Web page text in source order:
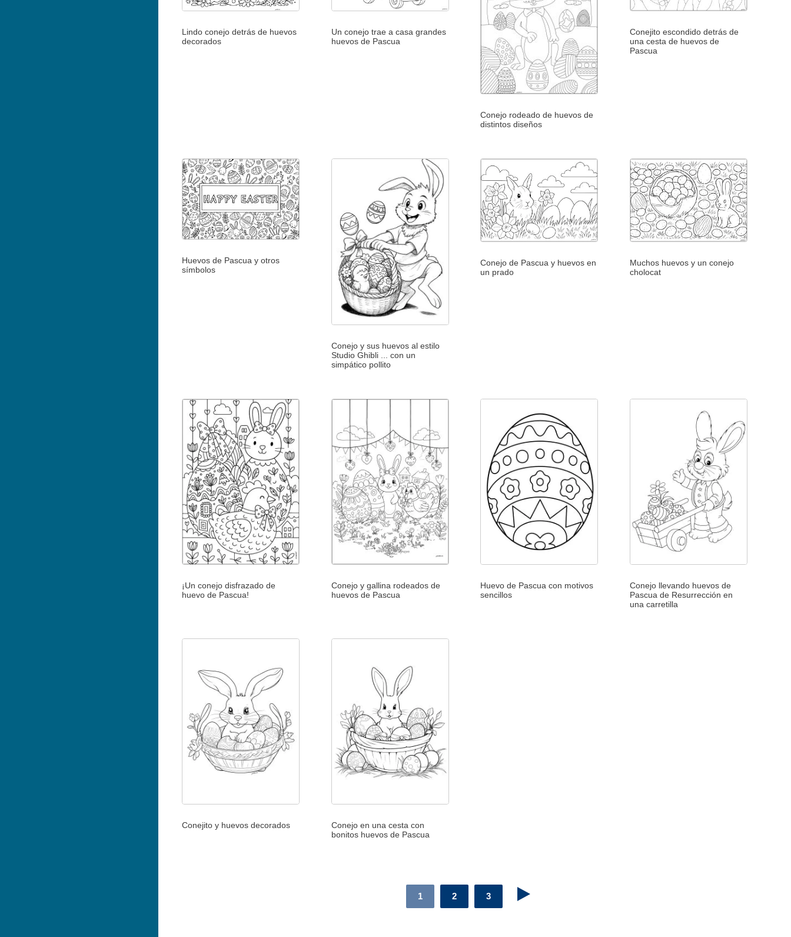
Lindo conejo detrás de huevos
decorados
Un conejo trae a casa grandes
huevos de Pascua
Conejo rodeado de huevos de
distintos diseños
Conejito escondido detrás de
una cesta de huevos de
Pascua
Huevos de Pascua y otros
símbolos
Conejo y sus huevos al estilo
Studio Ghibli ... con un
simpático pollito
Conejo de Pascua y huevos en
un prado
Muchos huevos y un conejo
cholocat
¡Un conejo disfrazado de
huevo de Pascua!
Conejo y gallina rodeados de
huevos de Pascua
Huevo de Pascua con motivos
sencillos
Conejo llevando huevos de
Pascua de Resurrección en
una carretilla
Conejito y huevos decorados
Conejo en una cesta con
bonitos huevos de Pascua
1 2 3